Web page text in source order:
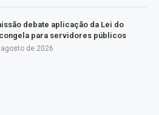
debate aplicação da Lei do
para servidores públicos
de 2026